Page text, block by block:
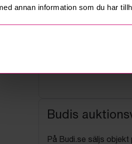
annan information som du har
Budis
På Budi.se säljs objekt